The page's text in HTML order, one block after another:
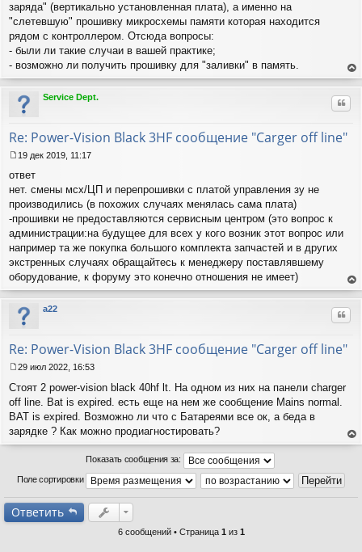
заряда" (вертикально установленная плата), а именно на
"слетевшую" прошивку микросхемы памяти которая находится
рядом с контроллером. Отсюда вопросы:
- были ли такие случаи в вашей практике;
- возможно ли получить прошивку для "заливки" в память.
ер
Service Dept.
Re: Power-Vision Black 3HF сообщение "Carger off line"
о
о
б
е
н
и
е
19 дек 2019, 11:17
ответ
нет. смены мсх/ЦП и перепрошивки с платой управления зу не
производились (в похожих случаях менялась сама плата)
-прошивки не предоставляются сервисным центром (это вопрос к
администрации:на будущее для всех у кого возник этот вопрос или
например та же покупка большого комплекта запчастей и в других
экстренных случаях обращайтесь к менеджеру поставлявшему
оборудование, к форуму это конечно отношения не имеет)
ер
a22
Re: Power-Vision Black 3HF сообщение "Carger off line"
о
о
б
е
н
29 июл 2022, 16:53
Стоят 2 power-vision black 40hf lt. На одном из них на панели charger
off line. Bat is expired. есть еще на нем же сообщение Mains normal.
BAT is expired. Возможно ли что с Батареями все ок, а беда в
зарядке ? Как можно продиагностировать?
ер
Показать сообщения за:
Поле сортировки
Ответить
6 сообщений • Страница 1 из 1